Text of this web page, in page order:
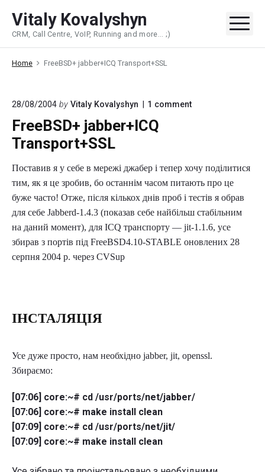
content
Vitaly Kovalyshyn
CRM, Call Centre, VoIP, Running and more... ;)
Home FreeBSD+ jabber+ICQ Transport+SSL
28/08/2004 by Vitaly Kovalyshyn 1 commenton
FreeBSD+ jabber+ICQ
Transport+SSL
Поставив я у себе в мережі джабер і тепер хочу поділитися
тим, як я це зробив, бо останнім часом питають про це
буже часто! Отже, після кількох днів проб і тестів я обрав
для себе Jabberd-1.4.3 (показав себе найбільш стабільним
на даний момент), для ICQ транспорту — jit-1.1.6, усе
збирав з портів під FreeBSD4.10-STABLE оновлених 28
серпня 2004 р. через CVSup
ІНСТАЛЯЦІЯ
Усе дуже просто, нам необхідно jabber, jit, openssl.
Збираємо:
[07:06] core:~# cd /usr/ports/net/jabber/
[07:06] core:~# make install clean
[07:09] core:~# cd /usr/ports/net/jit/
[07:09] core:~# make install clean